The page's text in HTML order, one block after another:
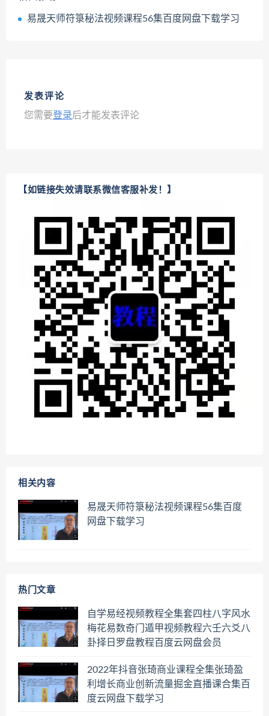
易晟天师符箓秘法视频课程56集百度网盘下载学习
发表评论
您需要登录后才能发表评论
【如链接失效请联系微信客服补发！】
相关内容
易晟天师符箓秘法视频课程56集百度
网盘下载学习
热门文章
自学易经视频教程全集套四柱八字风水
梅花易数奇门遁甲视频教程六壬六爻八
卦择日罗盘教程百度云网盘会员
2022年抖音张琦商业课程全集张琦盈
利增长商业创新流量掘金直播课合集百
度云网盘下载学习